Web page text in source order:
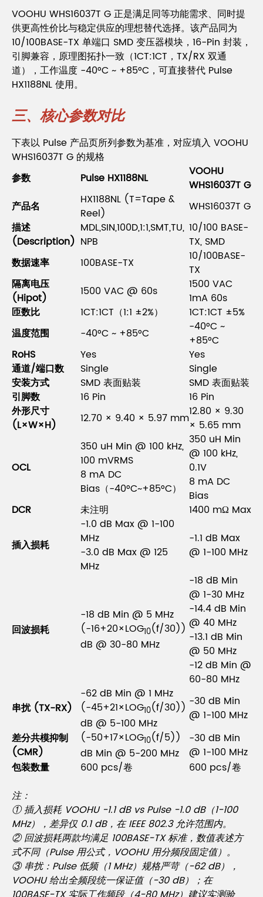
VOOHU WHS16037T G 正是满足同等功能需求、同时提
供更高性价比与稳定供应的理想替代选择。该产品同为
10/100BASE-TX 单端口 SMD 变压器模块，16-Pin 封装，
引脚兼容，原理图拓扑一致（1CT:1CT，TX/RX 双通
道），工作温度 -40°C ~ +85°C，可直接替代 Pulse
HX1188NL 使用。
三、核心参数对比
下表以 Pulse 产品页所列参数为基准，对应填入 VOOHU
WHS16037T G 的规格
参数
Pulse HX1188NL
VOOHU
WHS16037T G
产品名
HX1188NL (T=Tape &
Reel)
WHS16037T G
描述
(Description)
MDL,SIN,100D,1:1,SMT,TU,
NPB
10/100 BASE-
TX, SMD
数据速率
100BASE-TX
10/100BASE-
TX
隔离电压
(Hipot)
1500 VAC @ 60s
1500 VAC
1mA 60s
匝数比
1CT:1CT（1:1 ±2%）
1CT:1CT ±5%
温度范围
-40°C ~ +85°C
-40°C ~
+85°C
RoHS
Yes
Yes
通道/端口数
Single
Single
安装方式
SMD 表面贴装
SMD 表面贴装
引脚数
16 Pin
16 Pin
外形尺寸
(L×W×H)
12.70 × 9.40 × 5.97 mm12.80 × 9.30
× 5.65 mm
OCL
350 uH Min @ 100 kHz,
100 mVRMS
8 mA DC
Bias（-40°C~+85°C）
350 uH Min
@ 100 kHz,
0.1V
8 mA DC
Bias
DCR
未注明 1400 mΩ Max
插入损耗
-1.0 dB Max @ 1-100
MHz
-3.0 dB Max @ 125
MHz
-1.1 dB Max
@ 1-100 MHz
回波损耗
-18 dB Min @ 5 MHz
(-16+20×LOG10(f/30))
dB @ 30-80 MHz
-18 dB Min
@ 1-30 MHz
-14.4 dB Min
@ 40 MHz
-13.1 dB Min
@ 50 MHz
-12 dB Min @
60-80 MHz
串扰 (TX-RX)
-62 dB Min @ 1 MHz
(-45+21×LOG10(f/30))
dB @ 5-100 MHz
-30 dB Min
@ 1-100 MHz
差分共模抑制
(CMR)
(-50+17×LOG10(f/5))
dB Min @ 5-200 MHz
-30 dB Min
@ 1-100 MHz
包装数量
600 pcs/卷
600 pcs/卷
注：
① 插入损耗 VOOHU -1.1 dB vs Pulse -1.0 dB（1-100
MHz），差异仅 0.1 dB，在 IEEE 802.3 允许范围内。
② 回波损耗两款均满足 100BASE-TX 标准，数值表述方
式不同（Pulse 用公式，VOOHU 用分频段固定值）。
③ 串扰：Pulse 低频（1 MHz）规格严苛（-62 dB），
VOOHU 给出全频段统一保证值（-30 dB）；在